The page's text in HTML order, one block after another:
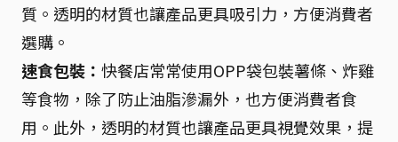
質。透明的材質也讓產品更具吸引力，方便消費者
選購。
速食包裝： 快餐店常常使用OPP袋包裝薯條、炸雞
等食物，除了防止油脂滲漏外，也方便消費者食
用。此外，透明的材質也讓產品更具視覺效果，提